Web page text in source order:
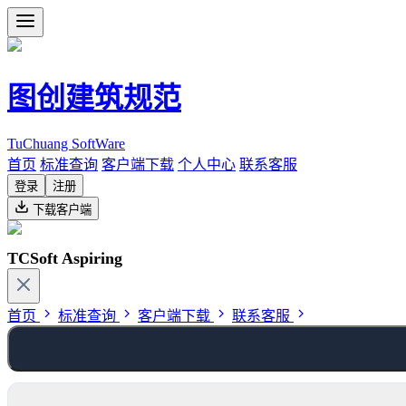
图创建筑规范
TuChuang SoftWare
首页 标准查询 客户端下载 个人中心 联系客服
登录
注册
下载客户端
TCSoft Aspiring
首页 标准查询 客户端下载 联系客服